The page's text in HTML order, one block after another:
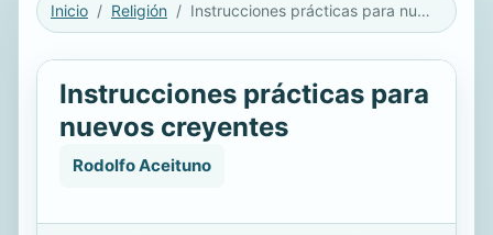
Inicio Religión Instrucciones prácticas para nuevos creyentes
Instrucciones prácticas para
nuevos creyentes
Rodolfo Aceituno